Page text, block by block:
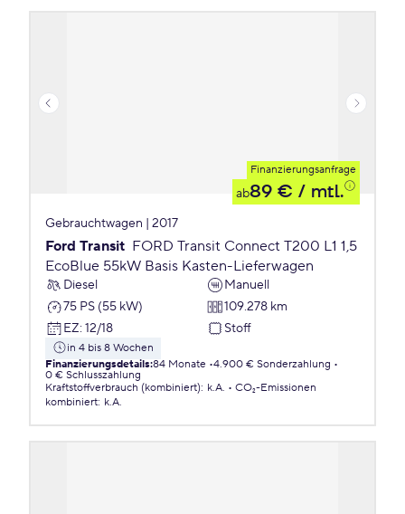
Finanzierungsanfrage
ab89 € / mtl.
Gebrauchtwagen | 2017
Ford Transit FORD Transit Connect T200 L1 1,5
EcoBlue 55kW Basis Kasten-Lieferwagen
Diesel
Manuell
75 PS (55 kW)
109.278 km
EZ: 12/18 Stoff
in 4 bis 8 Wochen
Finanzierungsdetails:84 Monate 4.900 € Sonderzahlung
0 € Schlusszahlung
Kraftstoffverbrauch (kombiniert): k.A.
CO₂-Emissionen
kombiniert: k.A.